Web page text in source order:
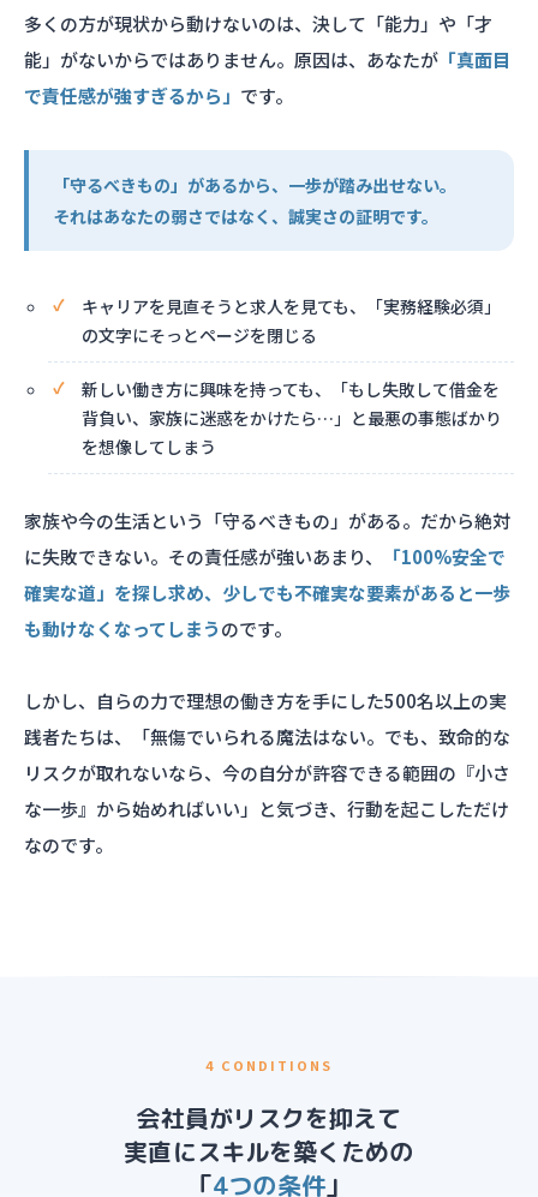
多くの方が現状から動けないのは、決して「能力」や「才
能」がないからではありません。原因は、あなたが 「真面目
で責任感が強すぎるから」 です。
「守るべきもの」があるから、一歩が踏み出せない。
それはあなたの弱さではなく、誠実さの証明です。
キャリアを見直そうと求人を見ても、「実務経験必須」
の文字にそっとページを閉じる
新しい働き方に興味を持っても、「もし失敗して借金を
背負い、家族に迷惑をかけたら…」と最悪の事態ばかり
を想像してしまう
家族や今の生活という「守るべきもの」がある。だから絶対
に失敗できない。その責任感が強いあまり、
「100%安全で
確実な道」を探し求め、少しでも不確実な要素があると一歩
も動けなくなってしまうのです。
しかし、自らの力で理想の働き方を手にした500名以上の実
践者たちは、「無傷でいられる魔法はない。でも、致命的な
リスクが取れないなら、今の自分が許容できる範囲の『小さ
な一歩』から始めればいい」と気づき、行動を起こしただけ
なのです。
4 CONDITIONS
会社員がリスクを抑えて
実直にスキルを築くための
「4つの条件」